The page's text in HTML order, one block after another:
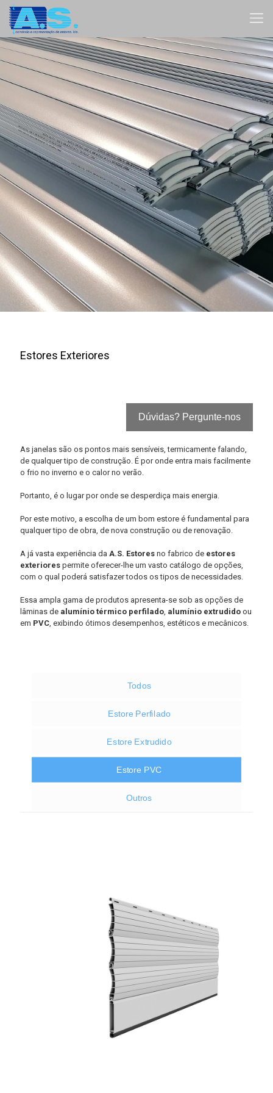
Estores Exteriores
Dúvidas? Pergunte-nos
As janelas são os pontos mais sensíveis, termicamente falando,
de qualquer tipo de construção. É por onde entra mais facilmente
o frio no inverno e o calor no verão.
Portanto, é o lugar por onde se desperdiça mais energia.
Por este motivo, a escolha de um bom estore é fundamental para
qualquer tipo de obra, de nova construção ou de renovação.
A já vasta experiência da A.S. Estores no fabrico de estores
exteriores permite oferecer-lhe um vasto catálogo de opções,
com o qual poderá satisfazer todos os tipos de necessidades.
Essa ampla gama de produtos apresenta-se sob as opções de
lâminas de alumínio térmico perfilado, alumínio extrudido ou
em PVC, exibindo ótimos desempenhos, estéticos e mecânicos.
Todos
Estore Perfilado
Estore Extrudido
Estore PVC
Outros
Ver Detalhe